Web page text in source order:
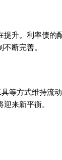
升。利率债的
断完善。
等方式维持流
来新平衡。